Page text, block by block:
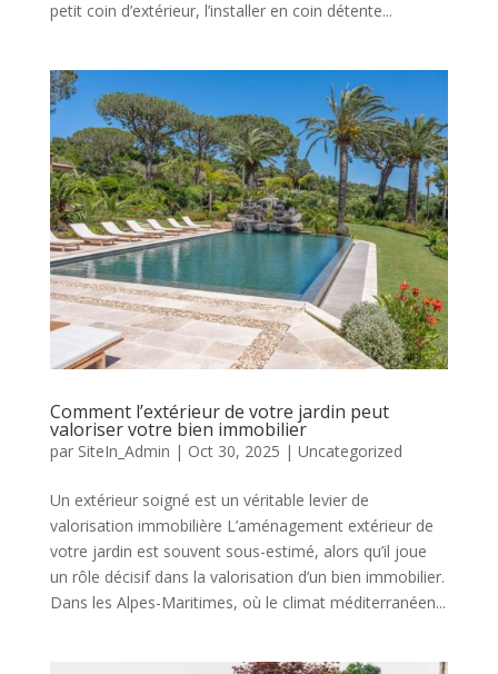
petit coin d’extérieur, l’installer en coin détente...
Comment l’extérieur de votre jardin peut
valoriser votre bien immobilier
par SiteIn_Admin | Oct 30, 2025 | Uncategorized
Un extérieur soigné est un véritable levier de
valorisation immobilière L’aménagement extérieur de
votre jardin est souvent sous-estimé, alors qu’il joue
un rôle décisif dans la valorisation d’un bien immobilier.
Dans les Alpes-Maritimes, où le climat méditerranéen...